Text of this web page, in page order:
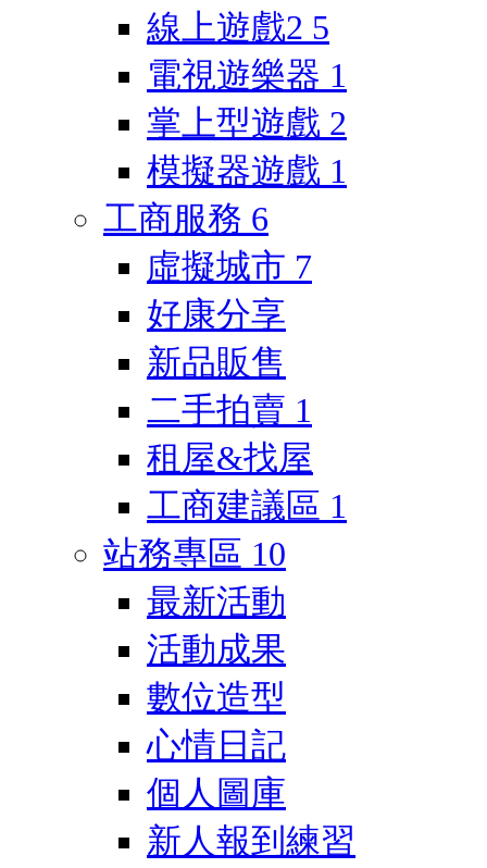
線上遊戲2 5
電視遊樂器 1
掌上型遊戲 2
模擬器遊戲 1
工商服務 6
虛擬城市 7
好康分享
新品販售
二手拍賣 1
租屋&找屋
工商建議區 1
站務專區 10
最新活動
活動成果
數位造型
心情日記
個人圖庫
新人報到練習